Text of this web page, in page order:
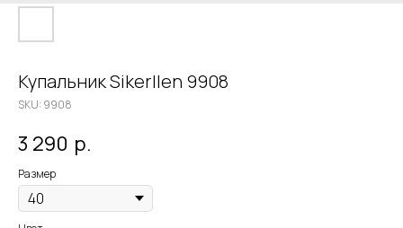
Купальник Sikerllen 9908
SKU: 9908
3 290 р.
Размер